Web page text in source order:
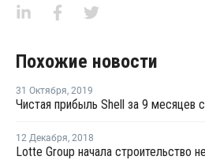
Похожие новости
31 Октября, 2019
Чистая прибыль Shell за 9 месяцев
12 Декабря, 2018